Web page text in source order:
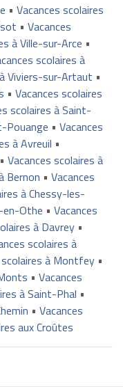
• Vacances scolaires
• Vacances
à Ville-sur-Arce •
scolaires à
Viviers-sur-Artaut •
• Vacances scolaires
scolaires à Saint-
Pouange • Vacances
à Avreuil •
Vacances scolaires à
Bernon • Vacances
à Chessy-les-
en-Othe • Vacances
à Davrey•
scolaires à
scolaires à Montfey•
• Vacances
à Saint-Phal •
• Vacances
aux Croûtes